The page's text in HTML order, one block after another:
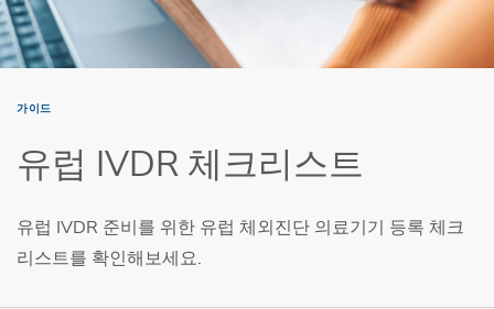
가이드
유럽 IVDR 체크리스트
유럽 IVDR 준비를 위한 유럽 체외진단 의료기기 등록 체크
리스트를 확인해보세요.